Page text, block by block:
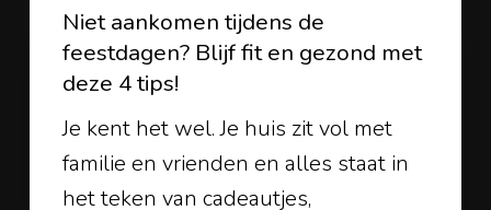
tijdens
feestdagen?
Blijf
Niet aankomen tijdens de
feestdagen? Blijf fit en gezond met
deze 4 tips!
Je kent het wel. Je huis zit vol met
familie en vrienden en alles staat in
het teken van cadeautjes,